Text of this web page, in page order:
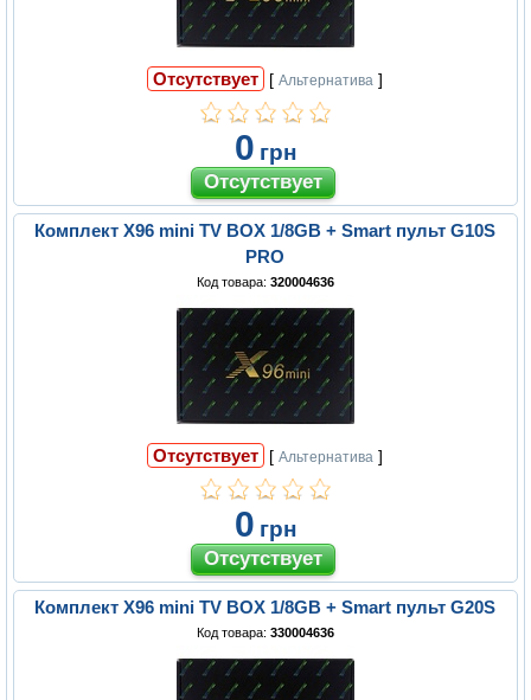
Отсутствует [Альтернатива ]
0 грн
Комплект X96 mini TV BOX 1/8GB + Smart пульт G10S
PRO
Код товара: 320004636
Отсутствует [Альтернатива ]
0 грн
Комплект X96 mini TV BOX 1/8GB + Smart пульт G20S
Код товара: 330004636